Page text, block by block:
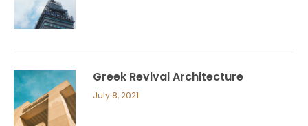
Greek Revival Architecture
July 8, 2021